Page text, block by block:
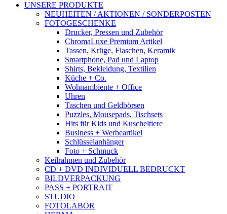
UNSERE PRODUKTE
NEUHEITEN / AKTIONEN / SONDERPOSTEN
FOTOGESCHENKE
Drucker, Pressen und Zubehör
ChromaLuxe Premium Artikel
Tassen, Krüge, Flaschen, Keramik
Smartphone, Pad und Laptop
Shirts, Bekleidung, Textilien
Küche + Co.
Wohnambiente + Office
Uhren
Taschen und Geldbörsen
Puzzles, Mousepads, Tischsets
Hits für Kids und Kuscheltiere
Business + Werbeartikel
Schlüsselanhänger
Foto + Schmuck
Keilrahmen und Zubehör
CD + DVD INDIVIDUELL BEDRUCKT
BILDVERPACKUNG
PASS + PORTRAIT
STUDIO
FOTOLABOR